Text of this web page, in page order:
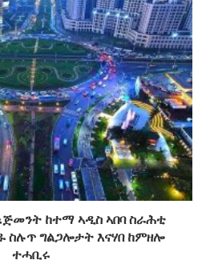
ከተማ ኣዲስ ኣበባ ስራሕቲ
ግልጋሎታት እናሃበ ከምዘሎ
ተሓቢሩ